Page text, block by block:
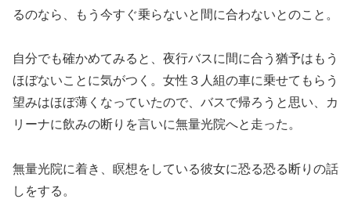
るのなら、もう今すぐ乗らないと間に合わないとのこと。
自分でも確かめてみると、夜行バスに間に合う猶予はもう
ほぼないことに気がつく。女性３人組の車に乗せてもらう
望みはほぼ薄くなっていたので、バスで帰ろうと思い、カ
リーナに飲みの断りを言いに無量光院へと走った。
無量光院に着き、瞑想をしている彼女に恐る恐る断りの話
しをする。